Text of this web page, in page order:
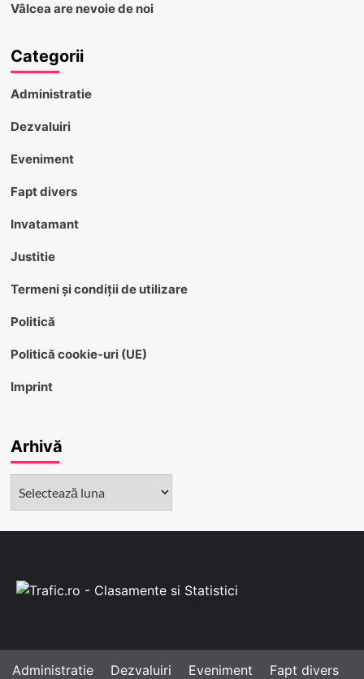
Vâlcea are nevoie de noi
Categorii
Administratie
Dezvaluiri
Eveniment
Fapt divers
Invatamant
Justitie
Termeni și condiții de utilizare
Politică
Politică cookie-uri (UE)
Imprint
Arhivă
Administratie Dezvaluiri Eveniment Fapt divers